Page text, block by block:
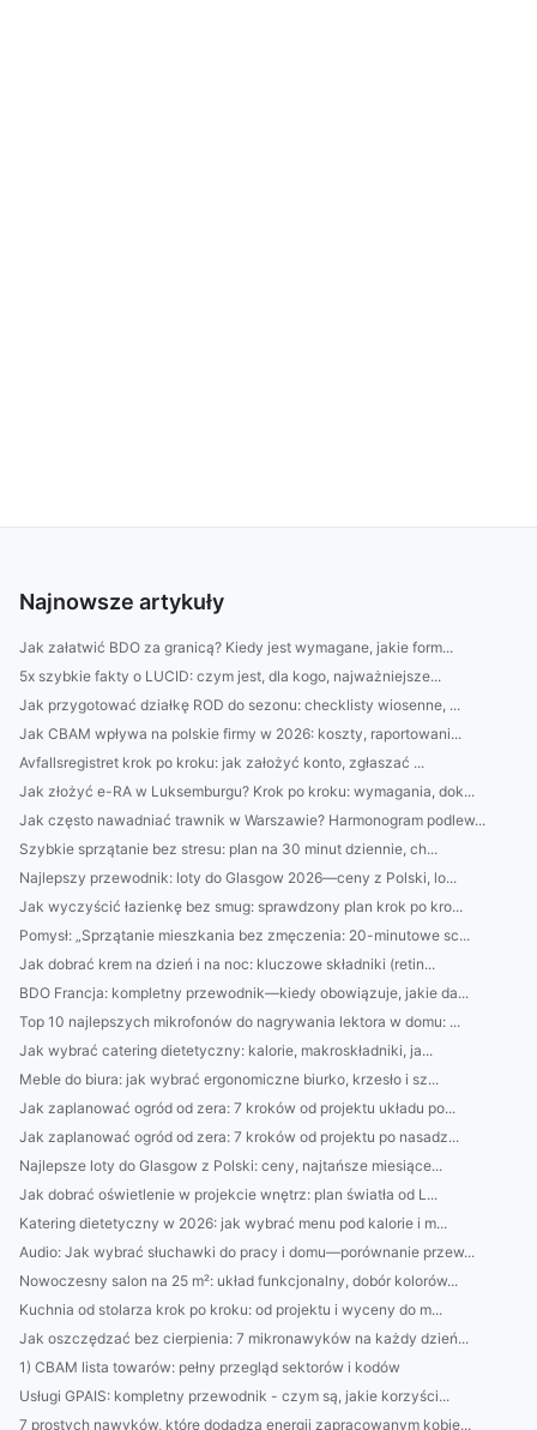
Najnowsze artykuły
Jak załatwić BDO za granicą? Kiedy jest wymagane, jakie form...
5x szybkie fakty o LUCID: czym jest, dla kogo, najważniejsze...
Jak przygotować działkę ROD do sezonu: checklisty wiosenne, ...
Jak CBAM wpływa na polskie firmy w 2026: koszty, raportowani...
Avfallsregistret krok po kroku: jak założyć konto, zgłaszać ...
Jak złożyć e-RA w Luksemburgu? Krok po kroku: wymagania, dok...
Jak często nawadniać trawnik w Warszawie? Harmonogram podlew...
Szybkie sprzątanie bez stresu: plan na 30 minut dziennie, ch...
Najlepszy przewodnik: loty do Glasgow 2026—ceny z Polski, lo...
Jak wyczyścić łazienkę bez smug: sprawdzony plan krok po kro...
Pomysł: „Sprzątanie mieszkania bez zmęczenia: 20-minutowe sc...
Jak dobrać krem na dzień i na noc: kluczowe składniki (retin...
BDO Francja: kompletny przewodnik—kiedy obowiązuje, jakie da...
Top 10 najlepszych mikrofonów do nagrywania lektora w domu: ...
Jak wybrać catering dietetyczny: kalorie, makroskładniki, ja...
Meble do biura: jak wybrać ergonomiczne biurko, krzesło i sz...
Jak zaplanować ogród od zera: 7 kroków od projektu układu po...
Jak zaplanować ogród od zera: 7 kroków od projektu po nasadz...
Najlepsze loty do Glasgow z Polski: ceny, najtańsze miesiące...
Jak dobrać oświetlenie w projekcie wnętrz: plan światła od L...
Katering dietetyczny w 2026: jak wybrać menu pod kalorie i m...
Audio: Jak wybrać słuchawki do pracy i domu—porównanie przew...
Nowoczesny salon na 25 m²: układ funkcjonalny, dobór kolorów...
Kuchnia od stolarza krok po kroku: od projektu i wyceny do m...
Jak oszczędzać bez cierpienia: 7 mikronawyków na każdy dzień...
1) CBAM lista towarów: pełny przegląd sektorów i kodów
Usługi GPAIS: kompletny przewodnik - czym są, jakie korzyści...
7 prostych nawyków, które dodadzą energii zapracowanym kobie...